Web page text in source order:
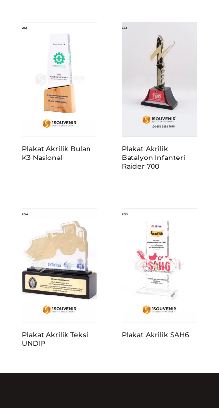
Plakat Akrilik Bulan
K3 Nasional
Plakat Akrilik
Batalyon Infanteri
Raider 700
Plakat Akrilik Teksi
UNDIP
Plakat Akrilik SAH6